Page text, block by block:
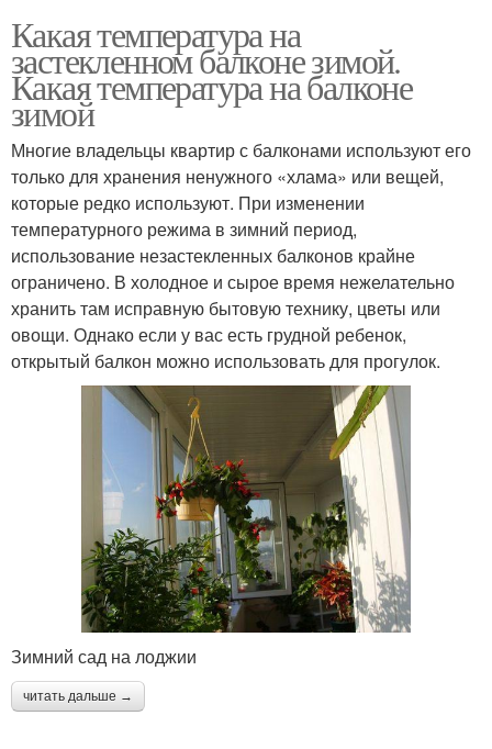
Какая температура на
застекленном балконе зимой.
Какая температура на балконе
зимой
Многие владельцы квартир с балконами используют его
только для хранения ненужного «хлама» или вещей,
которые редко используют. При изменении
температурного режима в зимний период,
использование незастекленных балконов крайне
ограничено. В холодное и сырое время нежелательно
хранить там исправную бытовую технику, цветы или
овощи. Однако если у вас есть грудной ребенок,
открытый балкон можно использовать для прогулок.
Зимний сад на лоджии
читать дальше →